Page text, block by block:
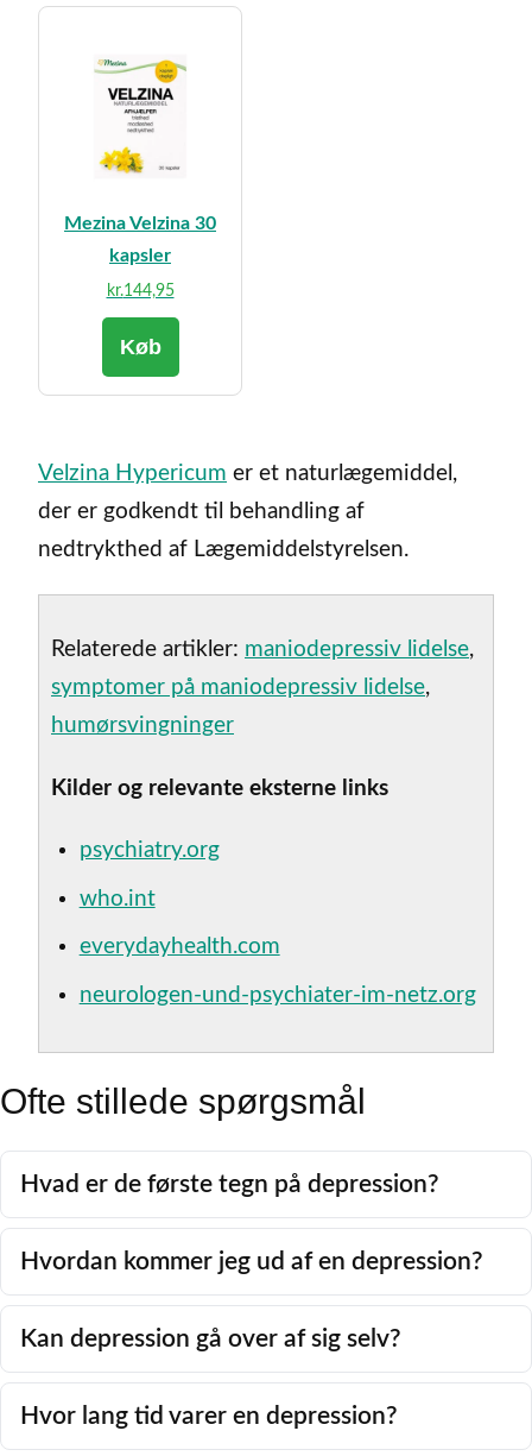
Mezina Velzina 30
kapsler
kr.144,95
Køb
Velzina Hypericum er et naturlægemiddel,
der er godkendt til behandling af
nedtrykthed af Lægemiddelstyrelsen.
Relaterede artikler: maniodepressiv lidelse,
symptomer på maniodepressiv lidelse,
humørsvingninger
Kilder og relevante eksterne links
psychiatry.org
who.int
everydayhealth.com
neurologen-und-psychiater-im-netz.org
Ofte stillede spørgsmål
Hvad er de første tegn på depression?
Hvordan kommer jeg ud af en depression?
Kan depression gå over af sig selv?
Hvor lang tid varer en depression?